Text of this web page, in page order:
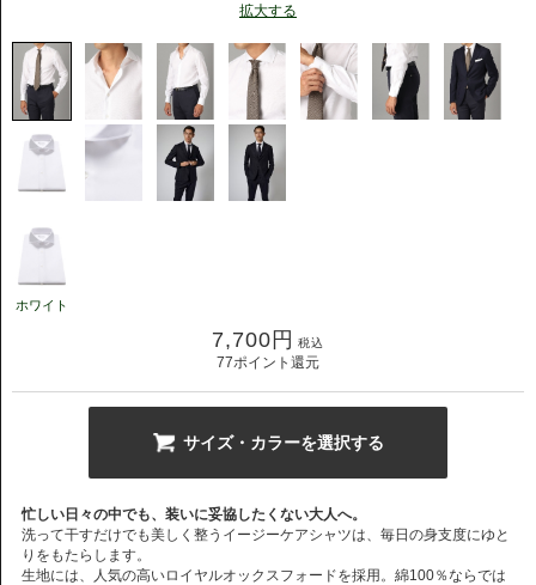
拡大する
ホワイト
7,700円 税込
77ポイント還元
サイズ・カラーを選択する
忙しい日々の中でも、装いに妥協したくない大人へ。
洗って干すだけでも美しく整うイージーケアシャツは、毎日の身支度にゆと
りをもたらします。
生地には、人気の高いロイヤルオックスフォードを採用。綿100％ならでは